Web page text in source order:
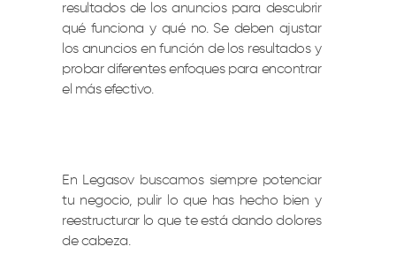
resultados de los anuncios para descubrir
qué funciona y qué no. Se deben ajustar
los anuncios en función de los resultados y
probar diferentes enfoques para encontrar
el más efectivo.
En Legasov buscamos siempre potenciar
tu negocio, pulir lo que has hecho bien y
reestructurar lo que te está dando dolores
de cabeza.